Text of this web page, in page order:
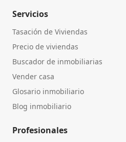
Servicios
Tasación de Viviendas
Precio de viviendas
Buscador de inmobiliarias
Vender casa
Glosario inmobiliario
Blog inmobiliario
Profesionales